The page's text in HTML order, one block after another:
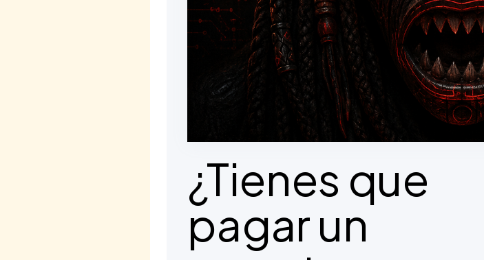
¿Tienes que
pagar un